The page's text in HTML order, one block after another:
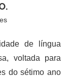
de língua
voltada para
do sétimo ano